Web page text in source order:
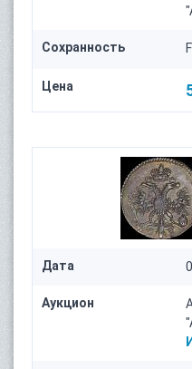
Сохранность
Цена
Дата
Аукцион